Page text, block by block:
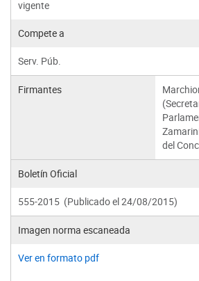
vigente
Compete a
Serv. Púb.
Firmantes
del
Boletín Oficial
555-2015 (Publicado el 24/08/2015)
Imagen norma escaneada
Ver en formato pdf